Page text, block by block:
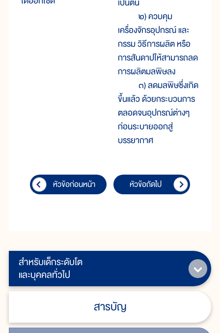
สำหรับเด็กระดับโต
และบุคคลทั่วไป
สารบัญ
๒) ควบคุม
เครื่องจักรอุปกรณ์ และ
กรรม วิธีการผลิต หรือ
การสันดาปให้สามารถลด
การผลิตมลพิษลง
๓) ลดมลพิษซึ่งเกิด
ขึ้นแล้ว ด้วยกระบวนการ
ตลอดจนอุปกรณ์ต่างๆ
ก่อนระบายออกสู่
บรรยากาศ
หัวข้อก่อนหน้า หัวข้อถัดไป